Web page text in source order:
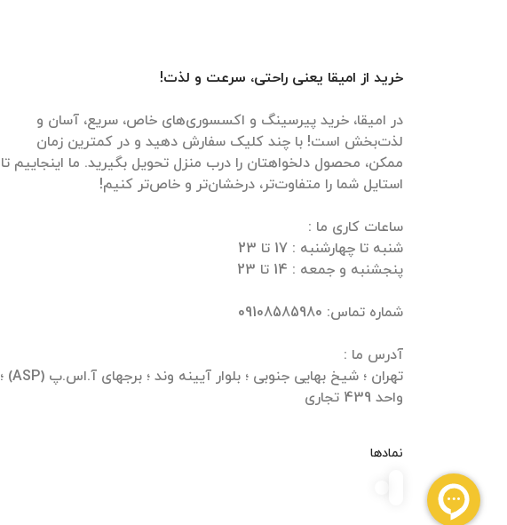
خرید از امیقا یعنی راحتی، سرعت و لذت!
در امیقا، خرید پیرسینگ و اکسسوری‌های خاص، سریع، آسان و
لذت‌بخش است! با چند کلیک سفارش دهید و در کمترین زمان
ممکن، محصول دلخواهتان را درب منزل تحویل بگیرید. ما اینجاییم تا
تهران ؛ شیخ بهایی جنوبی ؛ بلوار آیینه وند ؛ برجهای آ.اس.پ (ASP) ؛
واحد 439 تجاری
نمادها